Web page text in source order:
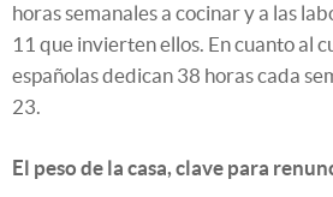
horas semanales a cocinar y a las
11 que invierten ellos. En cuanto al
españolas dedican 38 horas cada
23.
El peso de la casa, clave para